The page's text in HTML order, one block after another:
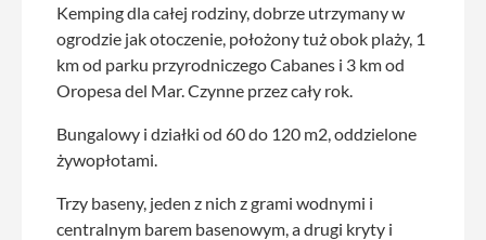
Kemping dla całej rodziny, dobrze utrzymany w
ogrodzie jak otoczenie, położony tuż obok plaży, 1
km od parku przyrodniczego Cabanes i 3 km od
Oropesa del Mar. Czynne przez cały rok.
Bungalowy i działki od 60 do 120 m2, oddzielone
żywopłotami.
Trzy baseny, jeden z nich z grami wodnymi i
centralnym barem basenowym, a drugi kryty i